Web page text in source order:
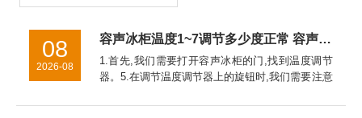
容声冰柜温度1~7调节多少度正常 容声冰柜温度调节1~7之间的调节方法【详解】
1.首先,我们需要打开容声冰柜的门,找到温度调节
器。5.在调节温度调节器上的旋钮时,我们需要注意
慢,都会影响容声冰柜的制冷效果。因此,我们应该
08
2026-08